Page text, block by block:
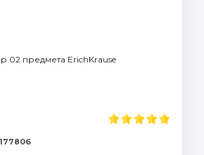
02 предмета ErichKrause